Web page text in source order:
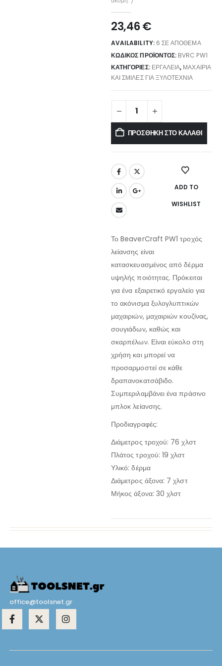
23,46€
AVAILABILITY: 6 ΣΕ ΑΠΌΘΕΜΑ
ΚΩΔΙΚΌΣ ΠΡΟΪΌΝΤΟΣ: BVRC PW1
ΚΑΤΗΓΟΡΊΕΣ: ΕΡΓΑΛΕΊΑ, ΜΑΧΑΊΡΙΑ
ΚΑΙ ΣΜΊΛΕΣ ΓΙΑ ΞΥΛΟΤΕΧΝΊΑ
ΠΡΟΣΘΉΚΗ ΣΤΟ ΚΑΛΆΘΙ
ADD TO
WISHLIST
Το BeaverCraft PW1 τροχός
λείανσης είναι
κατασκευασμένος από δέρμα
υψηλής ποιότητας. Πρόκειται
για ένα εξαιρετικό εργαλείο για
το ακόνισμα ξυλογλυπτικών
μαχαιριών, μαχαιριών κουζίνας,
σουγιάδων, καθώς και
σκαρπέλων. Είναι εύκολο στη
χρήση και μπορεί να
προσαρμοστεί σε κάθε
δραπανοκατσάβιδο.
Συμπεριλαμβάνει ένα πράσινο
μπλοκ λείανσης.
Προδιαγραφές:
Διάμετρος τροχού: 76 χλστ
Πλάτος τροχού: 19 χλστ
Υλικό: δέρμα
Διάμετρος άξονα: 7 χλστ
Μήκος άξονα: 30 χλστ
office@toolsnet.gr